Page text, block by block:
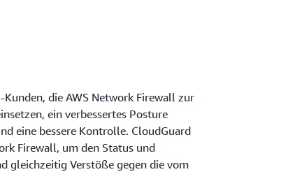
die AWS Network Firewall zur
ein verbessertes Posture
eine bessere Kontrolle. CloudGuard
Firewall, um den Status und
gleichzeitig Verstöße gegen die vom